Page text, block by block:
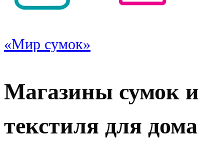
«Мир сумок»
Магазины сумок и
текстиля для дома